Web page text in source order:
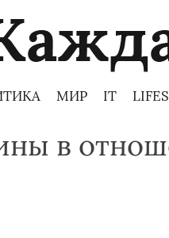
МИР IT
в